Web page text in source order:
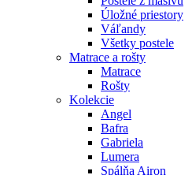
Úložné priestory
Váľandy
Všetky postele
Matrace a rošty
Matrace
Rošty
Kolekcie
Angel
Bafra
Gabriela
Lumera
Spálňa Airon